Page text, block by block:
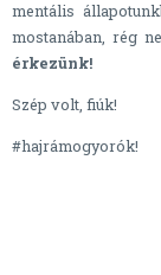
mentális
mostanában, rég
érkezünk!
Szép volt, fiúk!
#hajrámogyorók!